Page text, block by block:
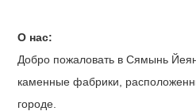
О нас:
Добро пожаловать в Сямынь
каменные фабрики,
городе.